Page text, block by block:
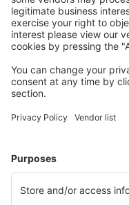
Cazarea
Alege din peste 1,3
Cele mai căutate
Hoteluri în Copenhaga
Hoteluri în Lokken